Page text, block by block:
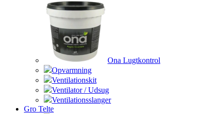
Ona Lugtkontrol
Opvarmning
Ventilationskit
Ventilator / Udsug
Ventilationsslanger
Gro Telte